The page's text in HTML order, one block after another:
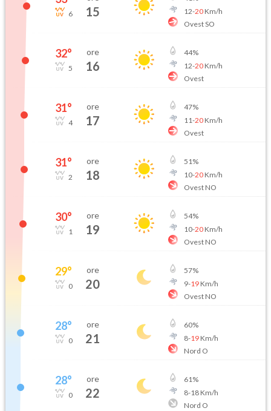
6 15
12-20Km/h
Ovest SO
32°
5
ore
16
44%
12-20Km/h
Ovest
31°
4
ore
17
47%
11-20Km/h
Ovest
31°
2
ore
18
51%
10-20Km/h
Ovest NO
30°
1
ore
19
54%
10-20Km/h
Ovest NO
29°
0
ore
20
57%
9-19Km/h
Ovest NO
28°
0
ore
21
60%
8-19Km/h
Nord O
28°
0
ore
22
61%
8-18Km/h
Nord O